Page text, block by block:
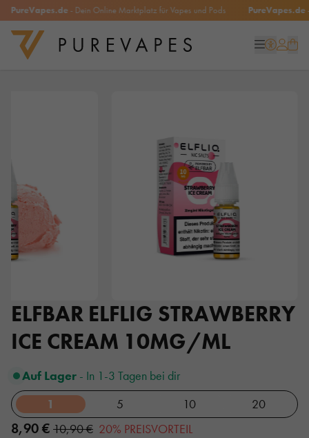
PureVapes.de- Dein Online Marktplatz für Vapes und Pods PureVapes.de-
ELFBAR ELFLIG STRAWBERRY
ICE CREAM 10MG/ML
Auf Lager - In 1-3 Tagen bei dir
1
5 10 20
8,90 € 10,90 € 20% PREISVORTEIL